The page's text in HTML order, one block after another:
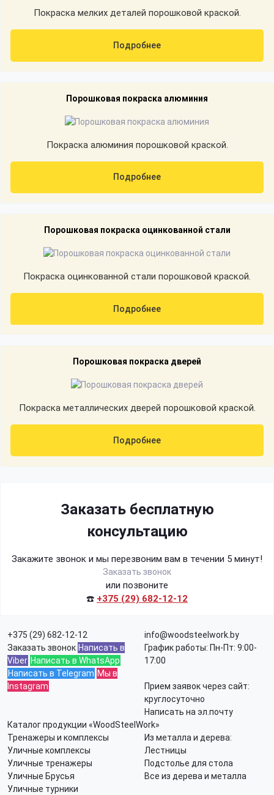
Покраска мелких деталей порошковой краской.
Подробнее
Порошковая покраска алюминия
Покраска алюминия порошковой краской.
Подробнее
Порошковая покраска оцинкованной стали
Покраска оцинкованной стали порошковой краской.
Подробнее
Порошковая покраска дверей
Покраска металлических дверей порошковой краской.
Подробнее
Заказать бесплатную
консультацию
Закажите звонок и мы перезвоним вам в течении 5 минут!
Заказать звонок
или позвоните
☎️ +375 (29) 682-12-12
+375 (29) 682-12-12
Заказать звонок Написать в
Viber Написать в WhatsApp
Написать в Telegram Мы в
Instagram
info@woodsteelwork.by
График работы: Пн-Пт: 9:00-
17:00
Прием заявок через сайт:
круглосуточно
Написать на эл.почту
Каталог продукции «WoodSteelWork»
Тренажеры и комплексы
Уличные комплексы
Уличные тренажеры
Уличные Брусья
Уличные турники
Из металла и дерева:
Лестницы
Подстолье для стола
Все из дерева и металла